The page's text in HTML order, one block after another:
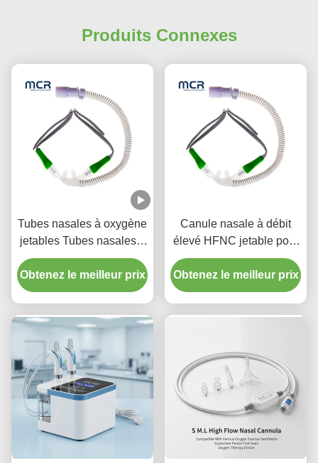
Produits Connexes
Tubes nasales à oxygène
jetables Tubes nasales à
oxygène Canules
nasales à fort débit à
usage médical
Obtenez le meilleur prix
Canule nasale à débit
élevé HFNC jetable pour
adulte et enfant
Obtenez le meilleur prix